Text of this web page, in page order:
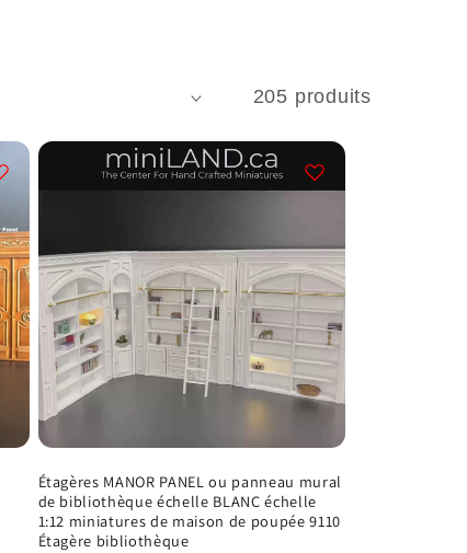
205 produits
Étagères MANOR PANEL ou panneau mural
de bibliothèque échelle BLANC échelle
1:12 miniatures de maison de poupée 9110
Étagère bibliothèque